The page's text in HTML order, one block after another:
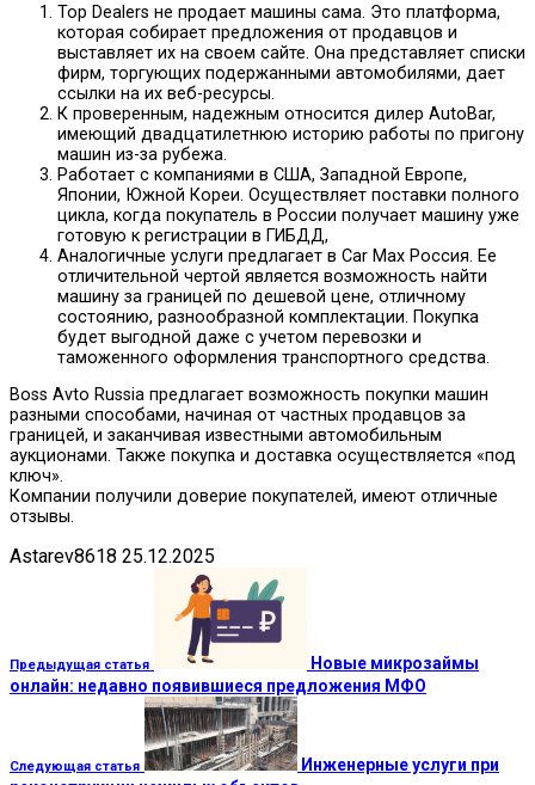
Top Dealers не продает машины сама. Это платформа,
которая собирает предложения от продавцов и
выставляет их на своем сайте. Она представляет списки
фирм, торгующих подержанными автомобилями, дает
ссылки на их веб-ресурсы.
К проверенным, надежным относится дилер AutoBar,
имеющий двадцатилетнюю историю работы по пригону
машин из-за рубежа.
Работает с компаниями в США, Западной Европе,
Японии, Южной Кореи. Осуществляет поставки полного
цикла, когда покупатель в России получает машину уже
готовую к регистрации в ГИБДД,
Аналогичные услуги предлагает в Car Max Россия. Ее
отличительной чертой является возможность найти
машину за границей по дешевой цене, отличному
состоянию, разнообразной комплектации. Покупка
будет выгодной даже с учетом перевозки и
таможенного оформления транспортного средства.
Boss Avto Russia предлагает возможность покупки машин
разными способами, начиная от частных продавцов за
границей, и заканчивая известными автомобильным
аукционами. Также покупка и доставка осуществляется «под
ключ».
Компании получили доверие покупателей, имеют отличные
отзывы.
Astarev8618 25.12.2025
Предыдущая статья
Новые микрозаймы
онлайн: недавно появившиеся предложения МФО
Следующая статья
Инженерные услуги при